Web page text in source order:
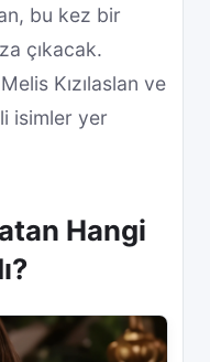
bu kez bir
çıkacak.
Kızılaslan ve
isimler yer
Hangi